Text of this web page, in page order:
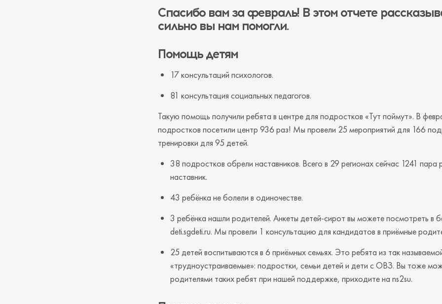
Спасибо вам за февраль! В этом отчете
сильно вы нам помогли.
Помощь детям
17 консультаций психологов.
81 консультация социальных педагогов.
Такую помощь получили ребята в центре для подростков «Тут поймут». В
подростков посетили центр 936 раз! Мы провели 25 мероприятий для 166
тренировки для 95 детей.
38 подростков обрели наставников. Всего в 29 регионах сейчас 1241 пара
наставник.
43 ребёнка не болели в одиночестве.
3 ребёнка нашли родителей. Анкеты детей-сирот вы можете посмотреть в
deti.sgdeti.ru. Мы провели 1 консультацию для кандидатов в приёмные
25 детей воспитываются в 6 приёмных семьях. Это ребята из так
«трудноустраиваемые»: подростки, семьи детей и дети с ОВЗ. Вы тоже
родителями таких ребят при нашей поддержке, приходите на ns2su.